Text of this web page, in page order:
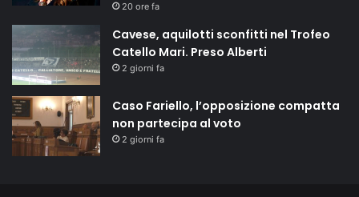
20 ore fa
Cavese, aquilotti sconfitti nel Trofeo
Catello Mari. Preso Alberti
2 giorni fa
Caso Fariello, l’opposizione compatta
non partecipa al voto
2 giorni fa